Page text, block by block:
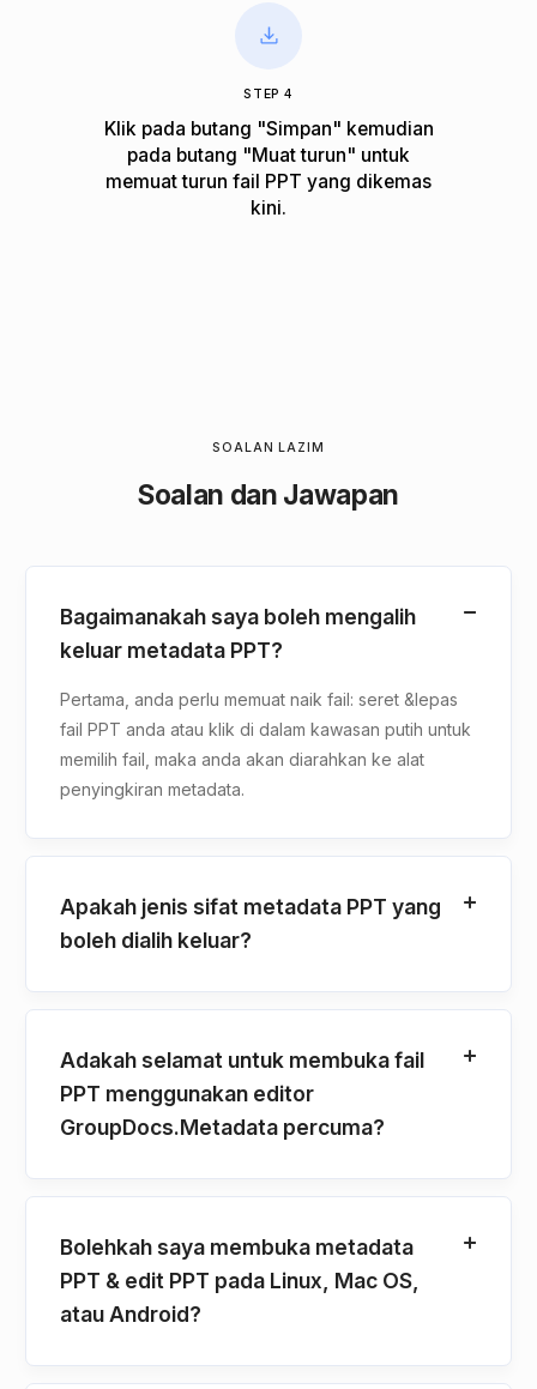
STEP 4
Klik pada butang "Simpan" kemudian
pada butang "Muat turun" untuk
memuat turun fail PPT yang dikemas
kini.
SOALAN LAZIM
Soalan dan Jawapan
Bagaimanakah saya boleh mengalih
keluar metadata PPT?
Pertama, anda perlu memuat naik fail: seret &lepas
fail PPT anda atau klik di dalam kawasan putih untuk
memilih fail, maka anda akan diarahkan ke alat
penyingkiran metadata.
Apakah jenis sifat metadata PPT yang
boleh dialih keluar?
Adakah selamat untuk membuka fail
PPT menggunakan editor
GroupDocs.Metadata percuma?
Bolehkah saya membuka metadata
PPT & edit PPT pada Linux, Mac OS,
atau Android?